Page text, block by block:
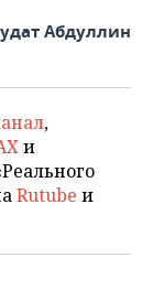
Абдуллин
,
и
Rutube и